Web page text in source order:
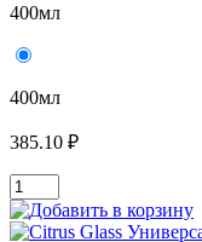
400мл
400мл
385.10 ₽